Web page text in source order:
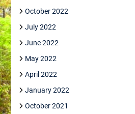
October 2022
July 2022
June 2022
May 2022
April 2022
January 2022
October 2021